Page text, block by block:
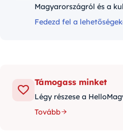
Magyarországról és a
Fedezd fel a
Támogass minket
Légy részese a
Tovább